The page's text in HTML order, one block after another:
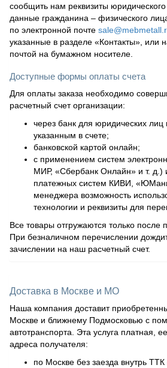
сообщить нам реквизиты
данные гражданина – физического
по электронной почте
указанные в разделе «Контакты», или
почтой на бумажном носителе.
Доступные формы оплаты счета
Для оплаты заказа необходимо
расчетный счет организации:
через банк для юридических лиц
указанным в счете;
банковской картой онлайн;
с применением систем
МИР, «Сбербанк Онлайн» и т. д.)
платежных систем КИВИ,
менеджера возможность
технологии и реквизиты для
Все товары отгружаются только после
При безналичном перечислении
зачислении на наш расчетный счет.
Доставка в Москве и МО
Наша компания доставит
Москве и ближнему Подмосковью с
автотранспорта. Эта услуга платная,
адреса получателя:
по Москве без заезда внутрь